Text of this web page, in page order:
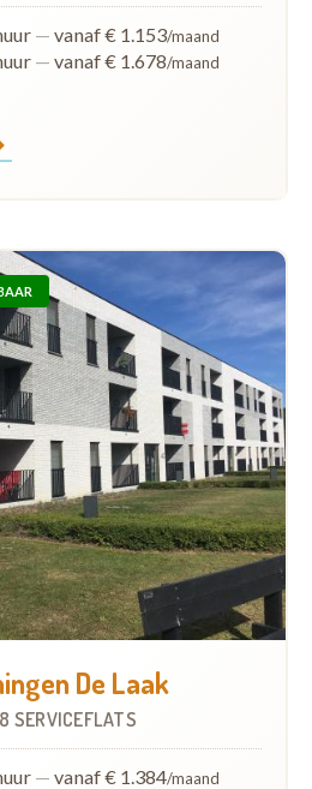
— vanaf € 1.153/maand
— vanaf € 1.678/maand
De Laak
SERVICEFLATS
— vanaf € 1.384/maand